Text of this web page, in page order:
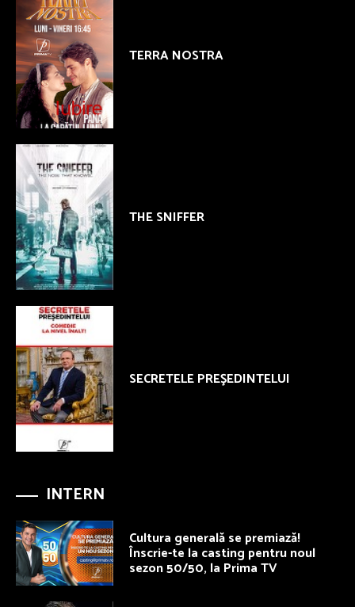
TERRA NOSTRA
THE SNIFFER
SECRETELE PREŞEDINTELUI
INTERN
Cultura generală se premiază!
Înscrie-te la casting pentru noul
sezon 50/50, la Prima TV